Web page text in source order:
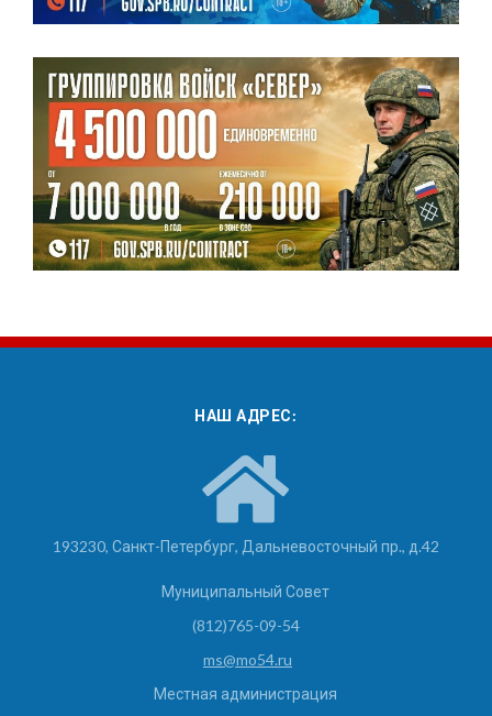
НАШ АДРЕС:
193230, Санкт-Петербург, Дальневосточный пр., д.42
Муниципальный Совет
(812)765-09-54
ms@mo54.ru
Местная администрация